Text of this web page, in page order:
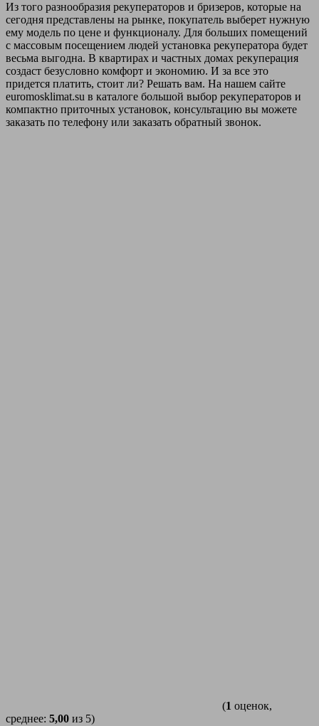
Из того разнообразия рекуператоров и бризеров, которые на
сегодня представлены на рынке, покупатель выберет нужную
ему модель по цене и функционалу. Для больших помещений
с массовым посещением людей установка рекуператора будет
весьма выгодна. В квартирах и частных домах рекуперация
создаст безусловно комфорт и экономию. И за все это
придется платить, стоит ли? Решать вам. На нашем сайте
euromosklimat.su в каталоге большой выбор рекуператоров и
компактно приточных установок, консультацию вы можете
заказать по телефону или заказать обратный звонок.
(1 оценок,
среднее: 5,00 из 5)